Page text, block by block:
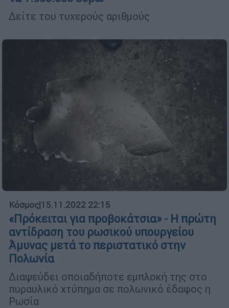
Δείτε του τυχερούς αριθμούς
Κόσμος|15.11.2022 22:15
«Πρόκειται για προβοκάτσια» - Η πρώτη
αντίδραση του ρωσικού υπουργείου
Άμυνας μετά το περιστατικό στην
Πολωνία
Διαψεύδει οποιαδήποτε εμπλοκή της στο
πυραυλικό χτύπημα σε πολωνικό έδαφος η
Ρωσία